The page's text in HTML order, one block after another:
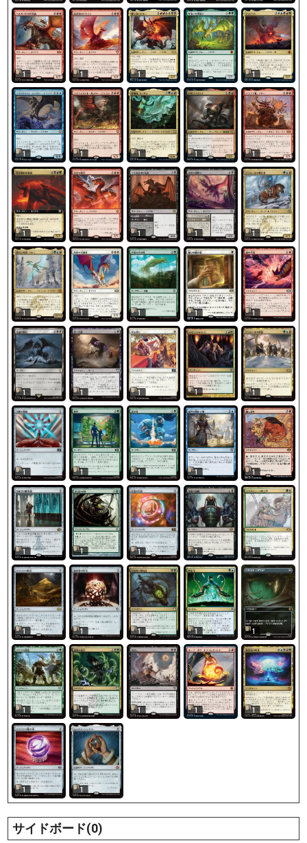
1 1 1 1 1
1 1 1 1 1
1 1 1 1 1
1 1 1 1 1
1 1 1 1 1
1 1 1 1 1
1 1 1 1 1
1 1 1 1 1
1 1 1 1 1
1 1
サイドボード(0)